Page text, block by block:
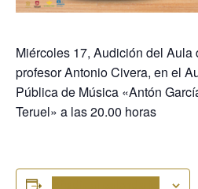
Miércoles 17, Audición del Aula
profesor Antonio Civera, en el
Pública de Música «Antón
Teruel» a las 20.00 horas